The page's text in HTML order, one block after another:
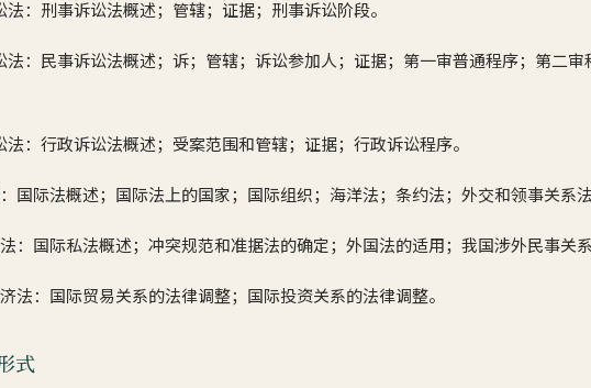
法：刑事诉讼法概述；管辖；证据；刑事诉讼阶段。
法：民事诉讼法概述；诉；管辖；诉讼参加人；证据；第一审普通程序；第二
法：行政诉讼法概述；受案范围和管辖；证据；行政诉讼程序。
国际法概述；国际法上的国家；国际组织；海洋法；条约法；外交和领事关系法
：国际私法概述；冲突规范和准据法的确定；外国法的适用；我国涉外民事关系
法：国际贸易关系的法律调整；国际投资关系的法律调整。
式